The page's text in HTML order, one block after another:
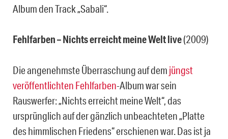
Album den Track „Sabali“.
Fehlfarben – Nichts erreicht meine Welt live(2009)
Die angenehmste Überraschung auf dem jüngst
veröffentlichten Fehlfarben-Album war sein
Rauswerfer: „Nichts erreicht meine Welt“, das
ursprünglich auf der gänzlich unbeachteten „Platte
des himmlischen Friedens“ erschienen war. Das ist ja